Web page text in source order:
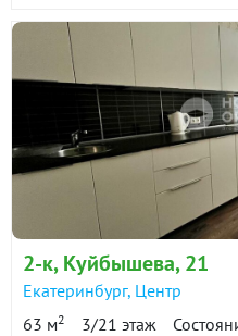
2-к, Куйбышева, 21
Екатеринбург, Центр
63 м2 3/21 этаж